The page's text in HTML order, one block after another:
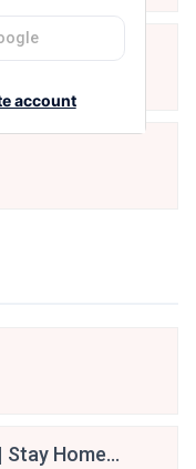
Stay Home
account